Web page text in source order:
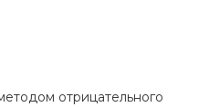
отрицательного